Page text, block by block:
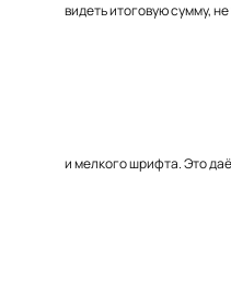
видеть итоговую сумму,
и мелкого шрифта. Это